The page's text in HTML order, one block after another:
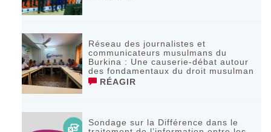
Réseau des journalistes et
communicateurs musulmans du
Burkina : Une causerie-débat autour
des fondamentaux du droit musulman
RÉAGIR
Sondage sur la Différence dans le